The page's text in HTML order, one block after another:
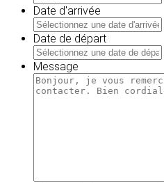
Date d'arrivée
Date de départ
Message